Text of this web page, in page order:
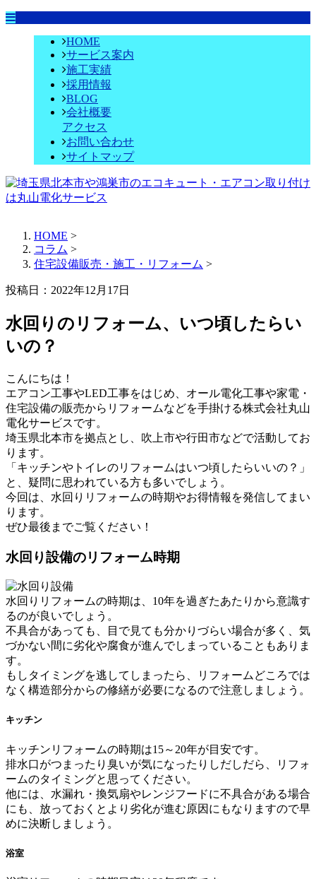
HOME
サービス案内
施工実績
採用情報
BLOG
会社概要
アクセス
お問い合わせ
サイトマップ
HOME >
コラム >
住宅設備販売・施工・リフォーム >
投稿日：2022年12月17日
水回りのリフォーム、いつ頃したらい
いの？
こんにちは！
エアコン工事やLED工事をはじめ、オール電化工事や家電・
住宅設備の販売からリフォームなどを手掛ける株式会社丸山
電化サービスです。
埼玉県北本市を拠点とし、吹上市や行田市などで活動してお
ります。
「キッチンやトイレのリフォームはいつ頃したらいいの？」
と、疑問に思われている方も多いでしょう。
今回は、水回りリフォームの時期やお得情報を発信してまい
ります。
ぜひ最後までご覧ください！
水回り設備のリフォーム時期
水回りリフォームの時期は、10年を過ぎたあたりから意識す
るのが良いでしょう。
不具合があっても、目で見ても分かりづらい場合が多く、気
づかない間に劣化や腐食が進んでしまっていることもありま
す。
もしタイミングを逃してしまったら、リフォームどころでは
なく構造部分からの修繕が必要になるので注意しましょう。
キッチン
キッチンリフォームの時期は15～20年が目安です。
排水口がつまったり臭いが気になったりしだしだら、リフォ
ームのタイミングと思ってください。
他には、水漏れ・換気扇やレンジフードに不具合がある場合
にも、放っておくとより劣化が進む原因にもなりますので早
めに決断しましょう。
浴室